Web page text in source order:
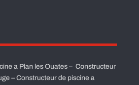
a Plan les Ouates – Constructeur
– Constructeur de piscine a